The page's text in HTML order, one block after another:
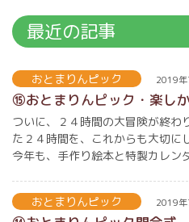
最近の記事
おとまりんピック 2019
⑮おとまりんピック・楽し
ついに、２４時間の大冒険が終わ
た２４時間を、これからも大切に
今年も、手作り絵本と特製カレ
おとまりんピック 2019